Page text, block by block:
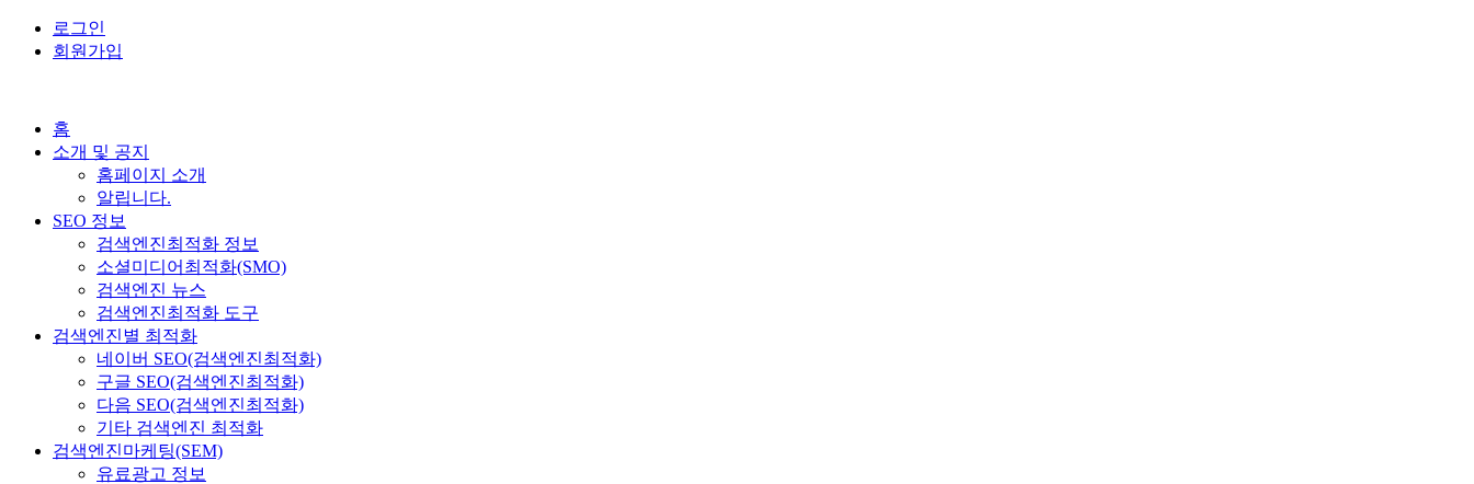
로그인
회원가입
홈
소개 및 공지
홈페이지 소개
알립니다.
SEO 정보
검색엔진최적화 정보
소셜미디어최적화(SMO)
검색엔진 뉴스
검색엔진최적화 도구
검색엔진별 최적화
네이버 SEO(검색엔진최적화)
구글 SEO(검색엔진최적화)
다음 SEO(검색엔진최적화)
기타 검색엔진 최적화
검색엔진마케팅(SEM)
유료광고 정보